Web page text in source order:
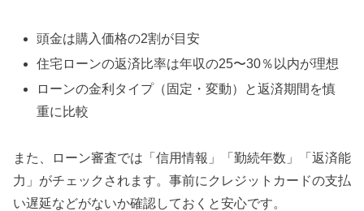
頭金は購入価格の2割が目安
住宅ローンの返済比率は年収の25〜30％以内が理想
ローンの金利タイプ（固定・変動）と返済期間を慎
重に比較
また、ローン審査では「信用情報」「勤続年数」「返済能
力」がチェックされます。事前にクレジットカードの支払
い遅延などがないか確認しておくと安心です。